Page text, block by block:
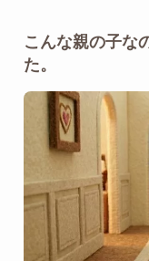
こんな親の子な
た。